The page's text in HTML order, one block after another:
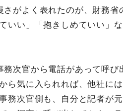
さがよく表れたのが、財務
いい」「抱きしめていい」
務次官から電話があって呼び
ら気に入られれば、他社に
務次官側も、自分と記者が